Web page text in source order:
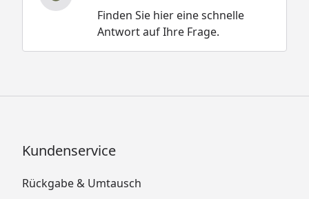
Finden Sie hier eine schnelle
Antwort auf Ihre Frage.
Kundenservice
Rückgabe & Umtausch